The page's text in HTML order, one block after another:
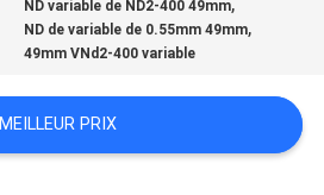
ND variable de ND2-400 49mm
ND de variable de 0.55mm 49mm,
49mm VNd2-400 variable
MEILLEUR PRIX